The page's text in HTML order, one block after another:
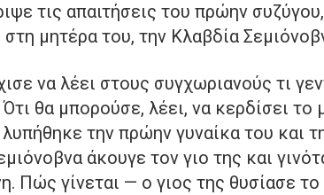
τις απαιτήσεις του πρώην
μητέρα του, την Κλαβδία
να λέει στους συγχωριανούς τι
θα μπορούσε, λέει, να κερδίσει το
την πρώην γυναίκα του και
άκουγε τον γιο της και
Πώς γίνεται — ο γιος της θυσίασε